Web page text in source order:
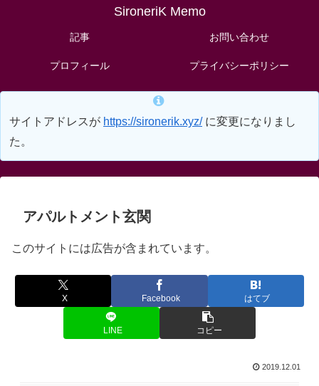
SironeriK Memo
記事 お問い合わせ
プロフィール プライバシーポリシー
サイトアドレスが https://sironerik.xyz/に変更になりまし
た。
アパルトメント玄関
このサイトには広告が含まれています。
X Facebook はてブ
LINE コピー
2019.12.01